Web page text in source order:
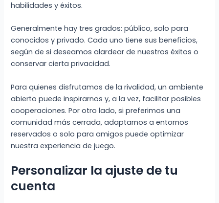
habilidades y éxitos.
Generalmente hay tres grados: público, solo para
conocidos y privado. Cada uno tiene sus beneficios,
según de si deseamos alardear de nuestros éxitos o
conservar cierta privacidad.
Para quienes disfrutamos de la rivalidad, un ambiente
abierto puede inspirarnos y, a la vez, facilitar posibles
cooperaciones. Por otro lado, si preferimos una
comunidad más cerrada, adaptarnos a entornos
reservados o solo para amigos puede optimizar
nuestra experiencia de juego.
Personalizar la ajuste de tu
cuenta